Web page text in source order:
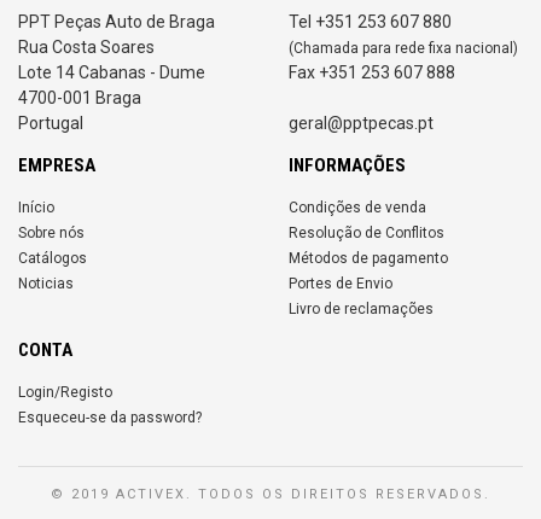
PPT Peças Auto de Braga
Rua Costa Soares
Lote 14 Cabanas - Dume
4700-001 Braga
Portugal
Tel +351 253 607 880
(Chamada para rede fixa nacional)
Fax +351 253 607 888
geral@pptpecas.pt
EMPRESA
Início
Sobre nós
Catálogos
Noticias
INFORMAÇÕES
Condições de venda
Resolução de Conflitos
Métodos de pagamento
Portes de Envio
Livro de reclamações
CONTA
Login/Registo
Esqueceu-se da password?
© 2019 ACTIVEX. TODOS OS DIREITOS RESERVADOS.